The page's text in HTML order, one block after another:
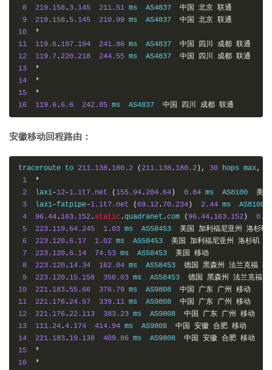
8 219.158 . 3.145 211.51 ms  AS4837 中国 北京 联通
9
219.158 . 5.145 210.99 ms  AS4837 中国 北京 联通
10
*
11
119.6 . 197.194 241.86 ms  AS4837 中国 四川 成都 联通
12
119.7 .220.218 244.55 ms  AS4837 中国 四川 成都 联通
13
*
14
*
15
*
16
119.6 . 6.6 242.85 ms  AS4837 中国 四川 成都 联通
安徽移动回程路由：
traceroute to 211.138 . 180.2 (211.138 . 180.2), 30 hops max,
1
*
2
  lax1
-12-1.it7.net ( 155.94 .204.64) 0.84 ms  AS8100 美国
3
  lax1
-fatpipe-1.it7.net ( 69.12 . 70.234) 2.44 ms
4
96.44 . 163.152 . static .quadranet .com (96.44 . 163.152)
5
223.119 . 64.245 1.03 ms  AS58453 美国 加利福尼亚州
洛杉矶
6
223.120 . 6.17 1.02 ms  AS58453 美国 加利福尼亚州 洛杉矶
7
223.120 . 6.14 74.53 ms  AS58453 美国
移动
8
223.120 . 14.34 162.04 ms  AS58453 德国 黑森州 法兰克福 移
9
223.120 . 15.158 358.03 ms  AS58453 德国 黑森州 法兰克福
10
221.183 . 55.66 376.79 ms  AS9808 中国 广东 广州
移动
11
221.176 .24.57 339.11 ms  AS9808 中国 广东 广州
移动
12
221.176 .22.113 383.23 ms  AS9808 中国 广东 广州
移动
13
111.24 .4.174 414.94 ms  AS9808 中国 安徽 合肥 移动
14
221.183 . 19.138 409.86 ms  AS9808 中国 安徽 合肥 移动
15
*
16
*